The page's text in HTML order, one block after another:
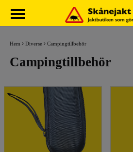
Hem Diverse Campingtillbehör
Campingtillbehör